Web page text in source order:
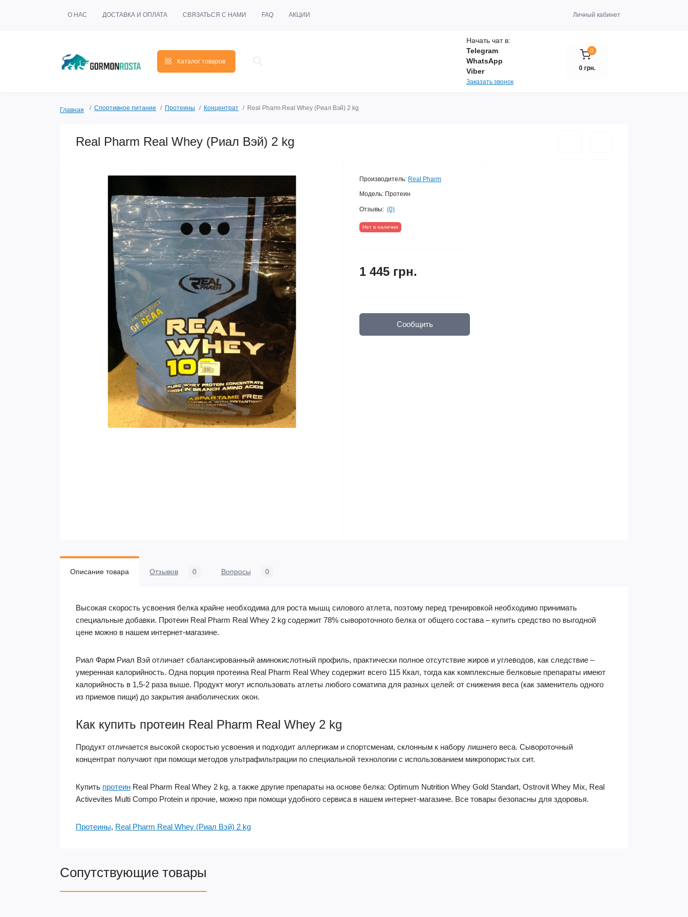
О НАС ДОСТАВКА И ОПЛАТА СВЯЗАТЬСЯ С НАМИ FAQ АКЦИИ Личный кабинет
Каталог товаров
Начать чат в:
Telegram
WhatsApp
Viber
Заказать звонок
0
0 грн.
Главная Спортивное питание Протеины Концентрат Real Pharm Real Whey (Риал Вэй) 2 kg
Real Pharm Real Whey (Риал Вэй) 2 kg
Производитель: Real Pharm
Модель: Протеин
Отзывы: (0)
Нет в наличии
1 445 грн.
Сообщить
Описание товара Отзывов 0 Вопросы 0
Высокая скорость усвоения белка крайне необходима для роста мышц силового атлета, поэтому перед тренировкой необходимо принимать
специальные добавки. Протеин Real Pharm Real Whey 2 kg содержит 78% сывороточного белка от общего состава – купить средство по выгодной
цене можно в нашем интернет-магазине.
Риал Фарм Риал Вэй отличает сбалансированный аминокислотный профиль, практически полное отсутствие жиров и углеводов, как следствие –
умеренная калорийность. Одна порция протеина Real Pharm Real Whey содержит всего 115 Ккал, тогда как комплексные белковые препараты имеют
калорийность в 1,5-2 раза выше. Продукт могут использовать атлеты любого соматипа для разных целей: от снижения веса (как заменитель одного
из приемов пищи) до закрытия анаболических окон.
Как купить протеин Real Pharm Real Whey 2 kg
Продукт отличается высокой скоростью усвоения и подходит аллергикам и спортсменам, склонным к набору лишнего веса. Сывороточный
концентрат получают при помощи методов ультрафильтрации по специальной технологии с использованием микропористых сит.
Купить протеин Real Pharm Real Whey 2 kg, а также другие препараты на основе белка: Optimum Nutrition Whey Gold Standart, Ostrovit Whey Mix, Real
Activevites Multi Compo Protein и прочие, можно при помощи удобного сервиса в нашем интернет-магазине. Все товары безопасны для здоровья.
Протеины, Real Pharm Real Whey (Риал Вэй) 2 kg
Сопутствующие товары